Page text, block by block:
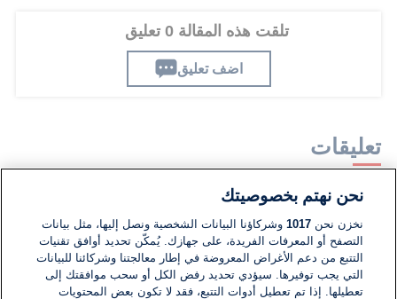
تلقت هذه المقالة 0 تعليق
اضف تعليق
تعليقات
لا توجد تعليقات مكتوبة حتى الآن. كن الأول!
اكتب تعليقًا جديدًا ...
نحن نهتم بخصوصيتك
نخزن نحن1017 وشركاؤنا البيانات الشخصية ونصل إليها، مثل بيانات
التصفح أو المعرفات الفريدة، على جهازك. يُمكّن تحديد أوافق تقنيات
التتبع من دعم الأغراض المعروضة في إطار معالجتنا وشركائنا للبيانات
التي يجب توفيرها. سيؤدي تحديد رفض الكل أو سحب موافقتك إلى
تعطيلها. إذا تم تعطيل أدوات التتبع، فقد لا تكون بعض المحتويات